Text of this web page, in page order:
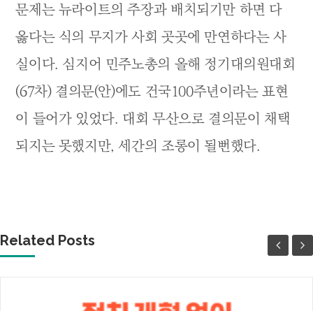
문제는 뉴라이트의 주장과 배치되기만 하면 다
옳다는 식의 무지가 사회 곳곳에 만연하다는 사
실이다. 심지어 민주노총의 올해 정기대의원대회
(67차) 결의문(안)에도 건국100주년이라는 표현
이 들어가 있었다. 대회 무산으로 결의문이 채택
되지는 못했지만, 세간의 조롱이 될뻔했다.
Related Posts